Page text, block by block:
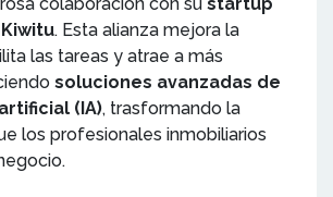
. Esta alianza mejora la
las tareas y atrae a más
soluciones avanzadas de
(IA), trasformando la
los profesionales inmobiliarios